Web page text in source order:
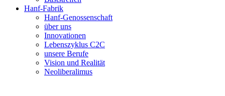
Hanf-Fabrik
Hanf-Genossenschaft
über uns
Innovationen
Lebenszyklus C2C
unsere Berufe
Vision und Realität
Neoliberalimus